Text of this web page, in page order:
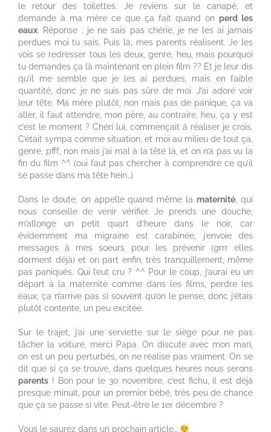
le retour des toilettes. Je reviens sur le canapé, et
demande à ma mère ce que ça fait quand on perd les
eaux. Réponse : je ne sais pas chérie, je ne les ai jamais
perdues moi tu sais. Puis là, mes parents réalisent. Je les
vois se redresser tous les deux, genre, heu, mais pourquoi
tu demandes ça là maintenant en plein film ?? Et je leur dis
qu’il me semble que je les ai perdues, mais en faible
quantité, donc je ne suis pas sûre de moi. J’ai adoré voir
leur tête. Ma mère plutôt, non mais pas de panique, ça va
aller, il faut attendre, mon père, au contraire, heu, ça y est
c’est le moment ? Chéri lui, commençait à réaliser je crois.
C’était sympa comme situation, et moi au milieu de tout ça,
genre, pfff, non mais j’ai mal à la tête là, et on n’a pas vu la
fin du film ^^ (oui faut pas chercher à comprendre ce qu’il
se passe dans ma tête hein…)
Dans le doute, on appelle quand même la maternité, qui
nous conseille de venir vérifier. Je prends une douche,
m’allonge un petit quart d’heure dans le noir, car
évidemment ma migraine est carabinée, j’envoie des
messages à mes soeurs pour les prévenir (grrr elles
dorment déjà) et on part enfin, très tranquillement, même
pas paniqués. Qui l’eut cru ? ^^ Pour le coup, j’aurai eu un
départ à la maternité comme dans les films, perdre les
eaux, ça n’arrive pas si souvent qu’on le pense, donc j’étais
plutôt contente, un peu excitée.
Sur le trajet, j’ai une serviette sur le siège pour ne pas
tâcher la voiture, merci Papa. On discute avec mon mari,
on est un peu perturbés, on ne réalise pas vraiment. On se
dit que si ça se trouve, dans quelques heures nous serons
parents ! Bon pour le 30 novembre, c’est fichu, il est déjà
presque minuit, pour un premier bébé, très peu de chance
que ça se passe si vite. Peut-être le 1er décembre ?
Vous le saurez dans un prochain article…